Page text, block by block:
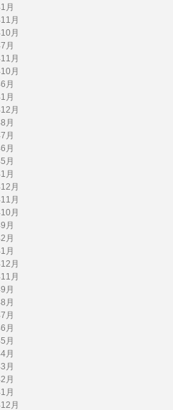
月
月
月
月
月
月
月
月
月
月
月
月
月
月
月
月
月
月
月
月
月
月
月
月
月
月
月
月
月
月
月
月